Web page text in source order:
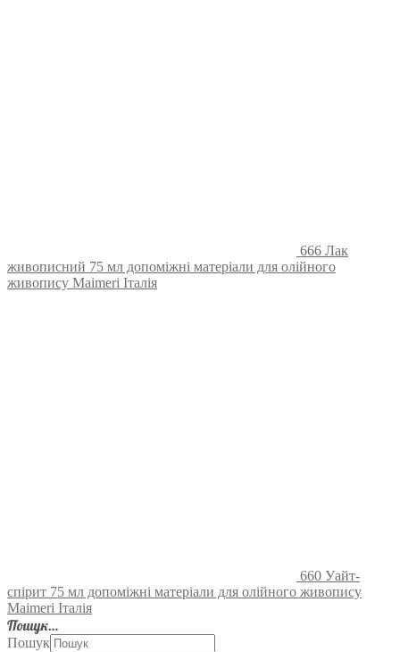
666 Лак
живописний 75 мл допоміжні матеріали для олійного
живопису Maimeri Італія
660 Уайт-
спірит 75 мл допоміжні матеріали для олійного живопису
Maimeri Італія
Пошук…
Пошук